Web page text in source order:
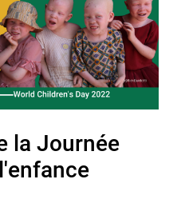
la Journée